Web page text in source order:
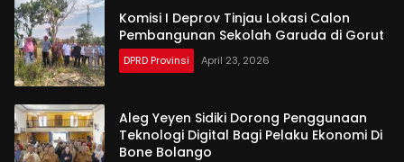
Komisi I Deprov Tinjau Lokasi Calon
Pembangunan Sekolah Garuda di Gorut
DPRD Provinsi April 23, 2026
Aleg Yeyen Sidiki Dorong Penggunaan
Teknologi Digital Bagi Pelaku Ekonomi Di
Bone Bolango